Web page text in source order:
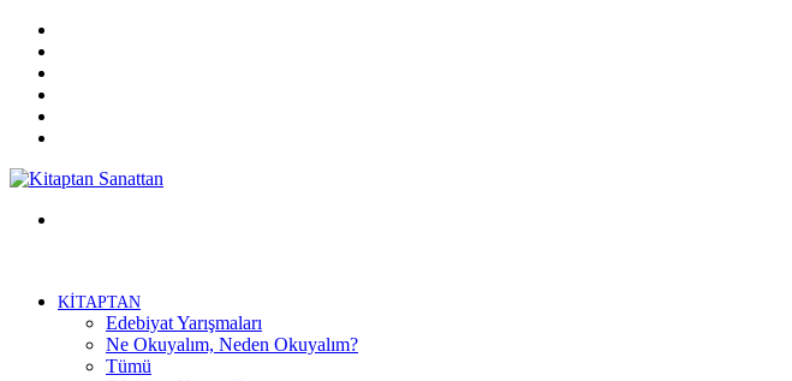
KİTAPTAN
Edebiyat Yarışmaları
Ne Okuyalım, Neden Okuyalım?
Tümü